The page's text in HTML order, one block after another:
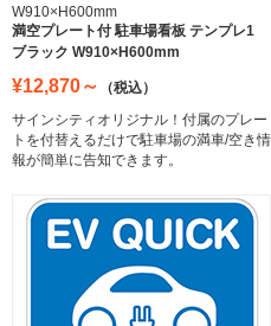
Magnet Sheet
インクジェットメディア
Inkjet Media
W910×H600mm
満空プレート付 駐車場看板 テンプレ1
ブラック W910×H600mm
¥12,870～
（税込）
サインシティオリジナル！付属のプレー
トを付替えるだけで駐車場の満車/空き情
報が簡単に告知できます。